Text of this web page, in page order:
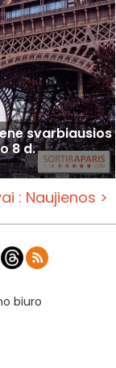
svarbiausios
8 d.
: Naujienos >
biuro